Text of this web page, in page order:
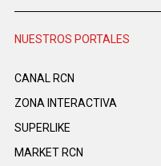
NUESTROS PORTALES
CANAL RCN
ZONA INTERACTIVA
SUPERLIKE
MARKET RCN